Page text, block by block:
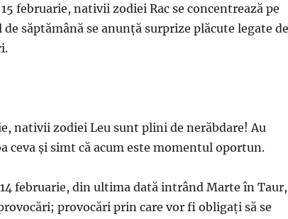
februarie, nativii zodiei Rac se concentrează pe
săptămână se anunță surprize plăcute legate de
nativii zodiei Leu sunt plini de nerăbdare! Au
ceva și simt că acum este momentul oportun.
februarie, din ultima dată intrând Marte în Taur,
provocări prin care vor fi obligați să se